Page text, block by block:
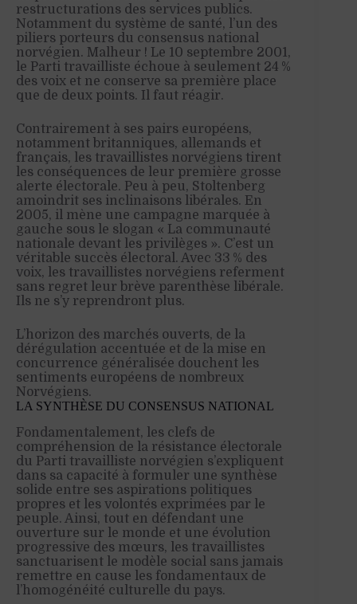
restructurations des services publics.
Notamment du système de santé, l’un des
piliers porteurs du consensus national
norvégien. Malheur ! Le 10 septembre 2001,
le Parti travailliste échoue à seulement 24 %
des voix et ne conserve sa première place
que de deux points. Il faut réagir.
Contrairement à ses pairs européens,
notamment britanniques, allemands et
français, les travaillistes norvégiens tirent
les conséquences de leur première grosse
alerte électorale. Peu à peu, Stoltenberg
amoindrit ses inclinaisons libérales. En
2005, il mène une campagne marquée à
gauche sous le slogan « La communauté
nationale devant les privilèges ». C’est un
véritable succès électoral. Avec 33 % des
voix, les travaillistes norvégiens referment
sans regret leur brève parenthèse libérale.
Ils ne s’y reprendront plus.
L’horizon des marchés ouverts, de la
dérégulation accentuée et de la mise en
concurrence généralisée douchent les
sentiments européens de nombreux
Norvégiens.
LA SYNTHÈSE DU CONSENSUS NATIONAL
Fondamentalement, les clefs de
compréhension de la résistance électorale
du Parti travailliste norvégien s’expliquent
dans sa capacité à formuler une synthèse
solide entre ses aspirations politiques
propres et les volontés exprimées par le
peuple. Ainsi, tout en défendant une
ouverture sur le monde et une évolution
progressive des mœurs, les travaillistes
sanctuarisent le modèle social sans jamais
remettre en cause les fondamentaux de
l’homogénéité culturelle du pays.